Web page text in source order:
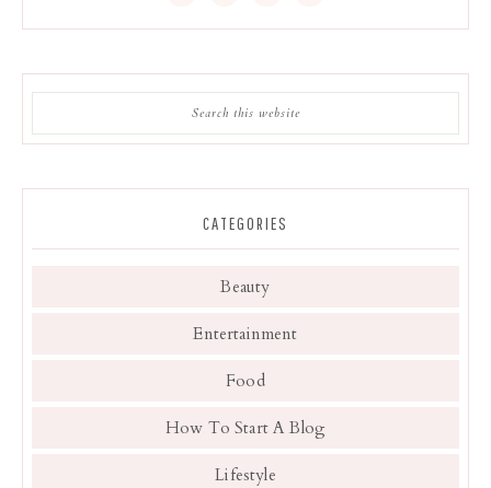
CATEGORIES
Beauty
Entertainment
Food
How To Start A Blog
Lifestyle